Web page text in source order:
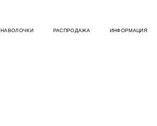
НАВОЛОЧКИ РАСПРОДАЖА ИНФОРМАЦИЯ